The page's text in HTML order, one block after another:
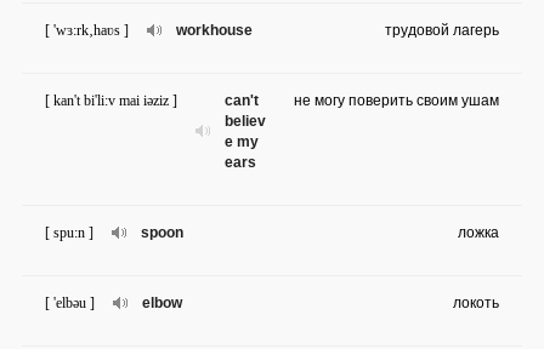
workhouse
[ 'wɜ:rk‚haʋs ] трудовой лагерь
can't
believ
e my
ears
[ kan't bi'li:v mai iəziz ] не могу поверить своим ушам
spoon
[ spu:n ] ложка
elbow
[ 'elbəu ] локоть